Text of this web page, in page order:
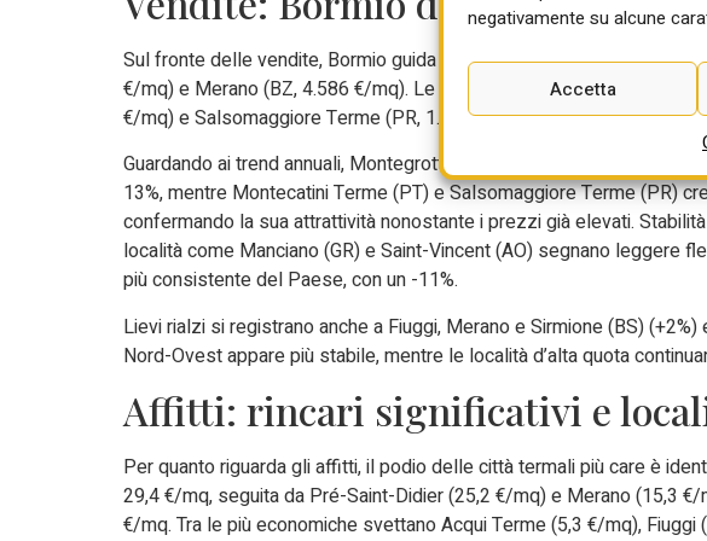
negativamente su alcune
Accetta
Sul fronte delle vendite, Bormio guida la classifica nazionale con
€/mq) e Merano (BZ, 4.586 €/mq). Le località più economiche
€/mq) e Salsomaggiore Terme (PR, 1.062 €/mq).
Guardando ai trend annuali, Montegrotto Terme (PD) e San Pellegrino
13%, mentre Montecatini Terme (PT) e Salsomaggiore Terme (PR)
confermando la sua attrattività nonostante i prezzi già elevati.
località come Manciano (GR) e Saint-Vincent (AO) segnano leggere
più consistente del Paese, con un -11%.
Lievi rialzi si registrano anche a Fiuggi, Merano e Sirmione (BS)
Nord-Ovest appare più stabile, mentre le località d’alta quota
Affitti: rincari significativi e
Per quanto riguarda gli affitti, il podio delle città termali più care è
29,4 €/mq, seguita da Pré-Saint-Didier (25,2 €/mq) e Merano (15,3
€/mq. Tra le più economiche svettano Acqui Terme (5,3 €/mq),